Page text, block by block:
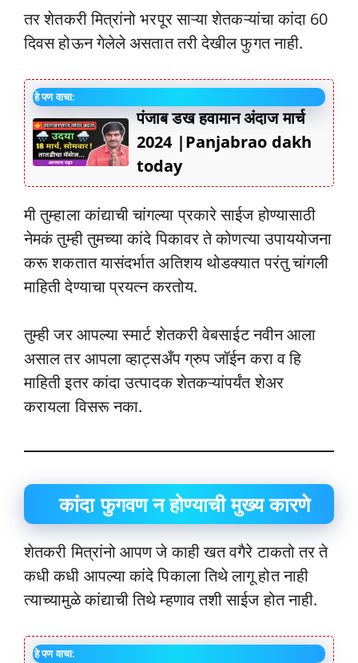
तर शेतकरी मित्रांनो भरपूर साऱ्या शेतकऱ्यांचा कांदा 60
दिवस होऊन गेलेले असतात तरी देखील फुगत नाही.
हे पण वाचा:
पंजाब डख हवामान अंदाज मार्च
2024 |Panjabrao dakh
today
मी तुम्हाला कांद्याची चांगल्या प्रकारे साईज होण्यासाठी
नेमकं तुम्ही तुमच्या कांदे पिकावर ते कोणत्या उपाययोजना
करू शकतात यासंदर्भात अतिशय थोडक्यात परंतु चांगली
माहिती देण्याचा प्रयत्न करतोय.
तुम्ही जर आपल्या स्मार्ट शेतकरी वेबसाईट नवीन आला
असाल तर आपला व्हाट्सअँप ग्रुप जॉईन करा व हि
माहिती इतर कांदा उत्पादक शेतकऱ्यांपर्यंत शेअर
करायला विसरू नका.
कांदा फुगवण न होण्याची मुख्य कारणे
शेतकरी मित्रांनो आपण जे काही खत वगैरे टाकतो तर ते
कधी कधी आपल्या कांदे पिकाला तिथे लागू होत नाही
त्याच्यामुळे कांद्याची तिथे म्हणाव तशी साईज होत नाही.
हे पण वाचा: